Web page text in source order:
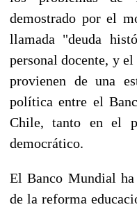
demostrado por el
llamada "deuda
personal docente, y
provienen de una
política entre el
Chile, tanto en el
democrático.
El Banco Mundial
de la reforma